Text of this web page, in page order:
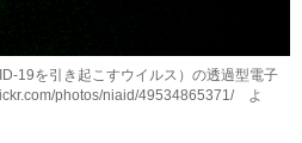
19を引き起こすウイルス）の透過型電子
photos/niaid/49534865371/ よ